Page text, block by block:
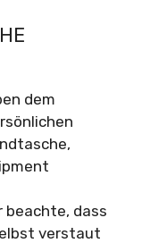
dem
beachte, dass
verstaut